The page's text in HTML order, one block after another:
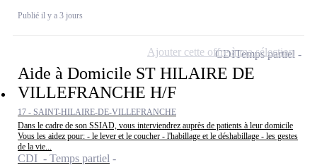
Publié il y a 3 jours
Aide à Domicile ST HILAIRE DE
VILLEFRANCHE H/F
17 - SAINT-HILAIRE-DE-VILLEFRANCHE
Dans le cadre de son SSIAD, vous interviendrez auprès de patients à leur domicile
Vous les aidez pour: - le lever et le coucher - l'habillage et le déshabillage - les gestes
de la vie...
CDI - Temps partiel
CDITemps partiel
Ajouter cette offre à ma sélection